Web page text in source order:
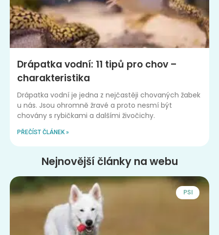
Drápatka vodní: 11 tipů pro chov –
charakteristika
Drápatka vodní je jedna z nejčastěji chovaných žabek
u nás. Jsou ohromně žravé a proto nesmí být
chovány s rybičkami a dalšími živočichy.
PŘEČÍST ČLÁNEK »
Nejnovější články na webu
PSI